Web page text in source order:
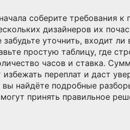
соберите требования
дизайнеров их
уточнить, входит
простую таблицу, где
часов и ставка.
переплат и даст
найдёте подробные
принять правильное